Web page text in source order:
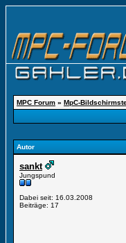
MPC Forum » MpC-
Autor
sankt
Jungspund
Dabei seit: 16.03.2008
Beiträge: 17